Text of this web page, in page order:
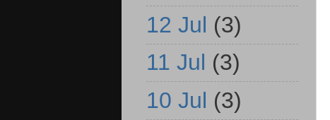
12 Jul (3)
11 Jul (3)
10 Jul (3)